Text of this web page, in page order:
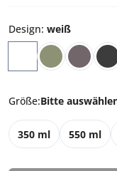
Design: weiß
Größe:Bitte
350 ml 550 ml